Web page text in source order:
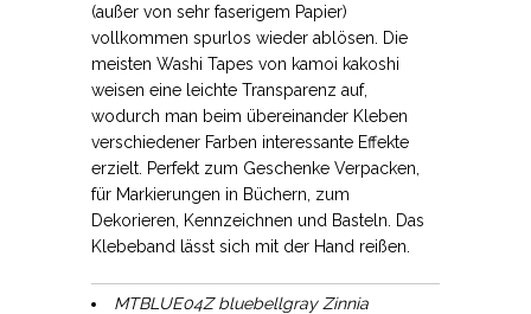
(außer von sehr faserigem Papier)
vollkommen spurlos wieder ablösen. Die
meisten Washi Tapes von kamoi kakoshi
weisen eine leichte Transparenz auf,
wodurch man beim übereinander Kleben
verschiedener Farben interessante Effekte
erzielt. Perfekt zum Geschenke Verpacken,
für Markierungen in Büchern, zum
Dekorieren, Kennzeichnen und Basteln. Das
Klebeband lässt sich mit der Hand reißen.
MTBLUE04Z bluebellgray Zinnia